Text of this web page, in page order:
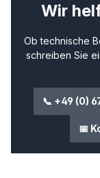
Wir
Ob technische
schreiben Sie
📞 +49 (0)
📅